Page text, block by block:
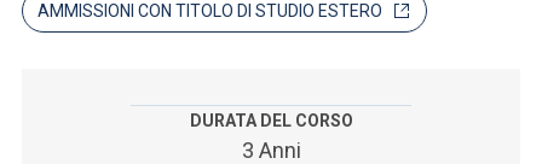
SEI UN DOCENTE O UN MEMBRO DELLO STAFF
AMMISSIONI CON TITOLO DI STUDIO ESTERO
DURATA DEL CORSO
3 Anni